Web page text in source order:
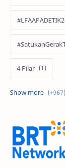
4 Pilar
60 Tahun
Acer Edu Tech